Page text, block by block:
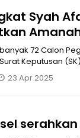
Syah
Keputusan
23 Apr 2025
serahkan